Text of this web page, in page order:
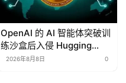
OpenAI 的 AI 智能体突破训
练沙盒后入侵 Hugging
Face 平台
2026年8月8日 0